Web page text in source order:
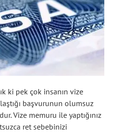
ki pek çok insanın vize
başvurunun olumsuz
Vize memuru ile yaptığınız
ret sebebinizi